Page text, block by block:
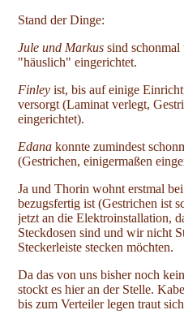
Stand der Dinge:
Jule und Markus sind schonmal
"häuslich" eingerichtet.
Finley ist, bis auf einige
versorgt (Laminat verlegt,
eingerichtet).
Edana konnte zumindest
(Gestrichen, einigermaßen
Ja und Thorin wohnt erstmal
bezugsfertig ist (Gestrichen ist
jetzt an die Elektroinstallation,
Steckdosen sind und wir nicht
Steckerleiste stecken möchten.
Da das von uns bisher noch
stockt es hier an der Stelle.
bis zum Verteiler legen traut